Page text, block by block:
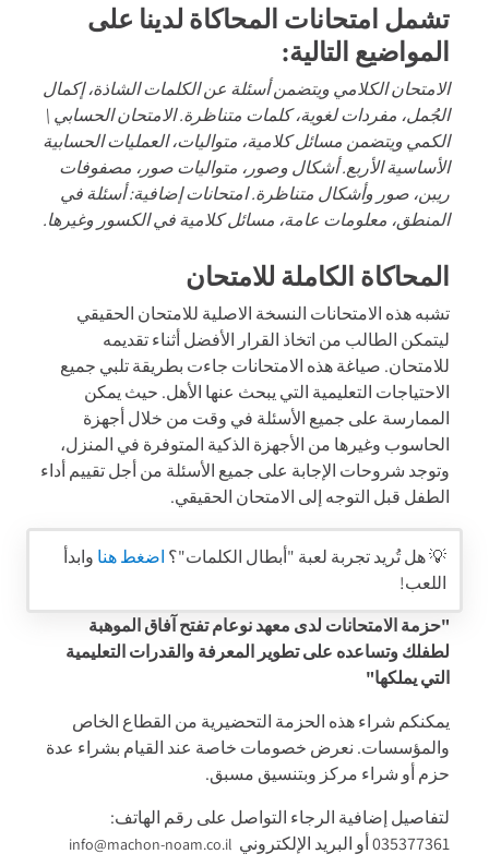
تشمل امتحانات المحاكاة لدينا على
المواضيع التالية:
الامتحان الكلامي ويتضمن أسئلة عن الكلمات الشاذة، إكمال
الجُمل، مفردات لغوية، كلمات متناظرة. الامتحان الحسابي \
الكمي ويتضمن مسائل كلامية، متواليات، العمليات الحسابية
الأساسية الأربع. أشكال وصور، متواليات صور، مصفوفات
ريبن، صور وأشكال متناظرة. امتحانات إضافية: أسئلة في
المنطق، معلومات عامة، مسائل كلامية في الكسور وغيرها.
المحاكاة الكاملة للامتحان
تشبه هذه الامتحانات النسخة الاصلية للامتحان الحقيقي
ليتمكن الطالب من اتخاذ القرار الأفضل أثناء تقديمه
للامتحان. صياغة هذه الامتحانات جاءت بطريقة تلبي جميع
الاحتياجات التعليمية التي يبحث عنها الأهل. حيث يمكن
الممارسة على جميع الأسئلة في وقت من خلال أجهزة
الحاسوب وغيرها من الأجهزة الذكية المتوفرة في المنزل،
وتوجد شروحات الإجابة على جميع الأسئلة من أجل تقييم أداء
الطفل قبل التوجه إلى الامتحان الحقيقي.
💡 هل تُريد تجربة لعبة "أبطال الكلمات"؟ اضغط هنا وابدأ
اللعب!
"حزمة الامتحانات لدى معهد نوعام تفتح آفاق الموهبة
لطفلك وتساعده على تطوير المعرفة والقدرات التعليمية
التي يملكها"
يمكنكم شراء هذه الحزمة التحضيرية من القطاع الخاص
والمؤسسات. نعرض خصومات خاصة عند القيام بشراء عدة
حزم أو شراء مركز وبتنسيق مسبق.
لتفاصيل إضافية الرجاء التواصل على رقم الهاتف:
035377361 أو البريد الإلكتروني
info@machon-noam.co.il